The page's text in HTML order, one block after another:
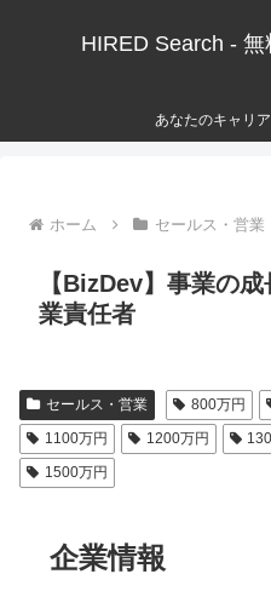
HIRED Search -
あなたのキャリ
ホーム セールス・営業
【BizDev】事業の
業責任者
セールス・営業 800万円
1100万円
1200万円
1500万円
企業情報